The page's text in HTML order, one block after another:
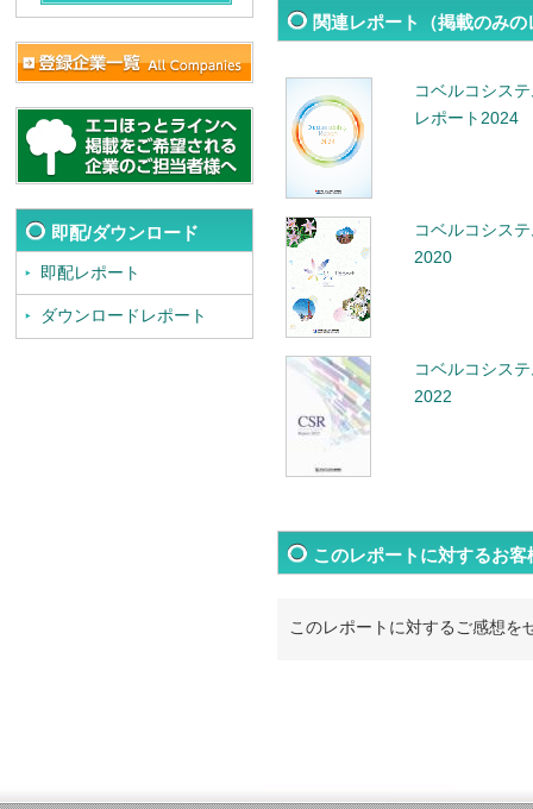
即配/ダウンロード
即配レポート
ダウンロードレポート
関連レポート（掲載のみ
コベルコシス
レポート2024
コベルコシス
2020
コベルコシス
2022
このレポートに対するお客
このレポートに対するご感想を